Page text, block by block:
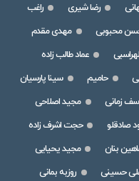
رضا شیری
راغب
محبوبی
مهدی مقدم
عماد طالب زاده
حامیم
سینا پارسیان
زمانی
مجید اصلاحی
صادقلو
حجت اشرف زاده
بنان
مجید یحیایی
حسینی
روزبه بمانی